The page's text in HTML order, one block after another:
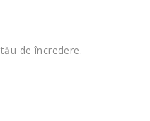
de încredere.